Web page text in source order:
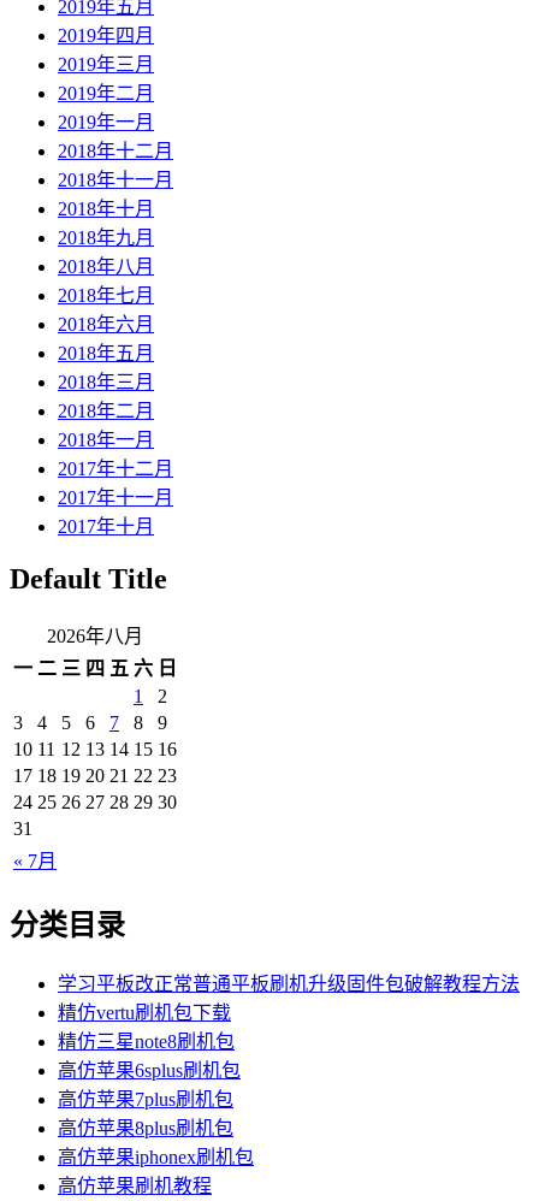
2019年五月
2019年四月
2019年三月
2019年二月
2019年一月
2018年十二月
2018年十一月
2018年十月
2018年九月
2018年八月
2018年七月
2018年六月
2018年五月
2018年三月
2018年二月
2018年一月
2017年十二月
2017年十一月
2017年十月
Default Title
2026年八月
一 二 三 四 五 六 日
« 7月
1
2
3
4 5 6 7 8
9
10 11 12 13 14 15 16
17 18 19 20 21 22 23
24 25 26 27 28 29 30
31
分类目录
学习平板改正常普通平板刷机升级固件包破解教程方法
精仿vertu刷机包下载
精仿三星note8刷机包
高仿苹果6splus刷机包
高仿苹果7plus刷机包
高仿苹果8plus刷机包
高仿苹果iphonex刷机包
高仿苹果刷机教程